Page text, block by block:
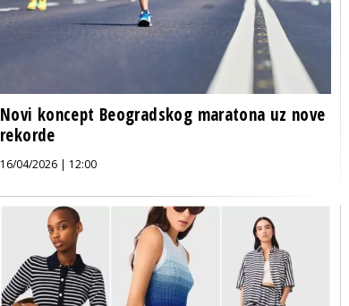
Novi koncept Beogradskog maratona uz nove
rekorde
16/04/2026 | 12:00